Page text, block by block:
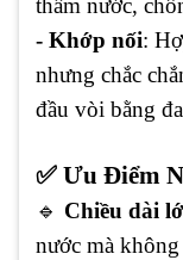
thấm nước,
- Khớp nối:
nhưng chắc
đầu vòi bằng
✅ Ưu Điểm
🔹 Chiều dài
nước mà